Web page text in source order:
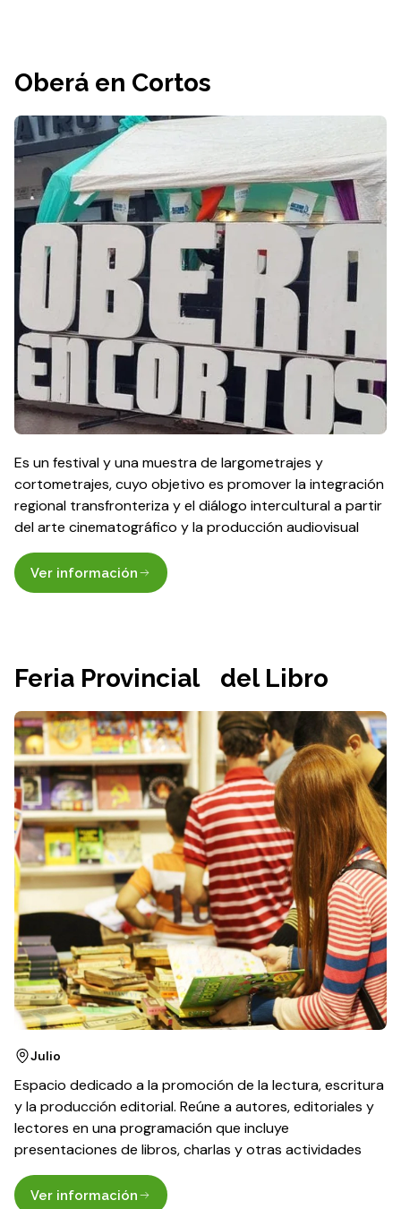
Oberá en Cortos
Es un festival y una muestra de largometrajes y
cortometrajes, cuyo objetivo es promover la integración
regional transfronteriza y el diálogo intercultural a partir
del arte cinematográfico y la producción audiovisual
Ver información
Feria Provincial del Libro
Julio
Espacio dedicado a la promoción de la lectura, escritura
y la producción editorial. Reúne a autores, editoriales y
lectores en una programación que incluye
presentaciones de libros, charlas y otras actividades
Ver información